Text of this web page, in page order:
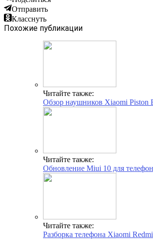
Отправить
Класснуть
Похожие публикации
Читайте также:
Обзор наушников Xiaomi Piston
Читайте также:
Обновление Miui 10 для
Читайте также:
Разборка телефона Xiaomi